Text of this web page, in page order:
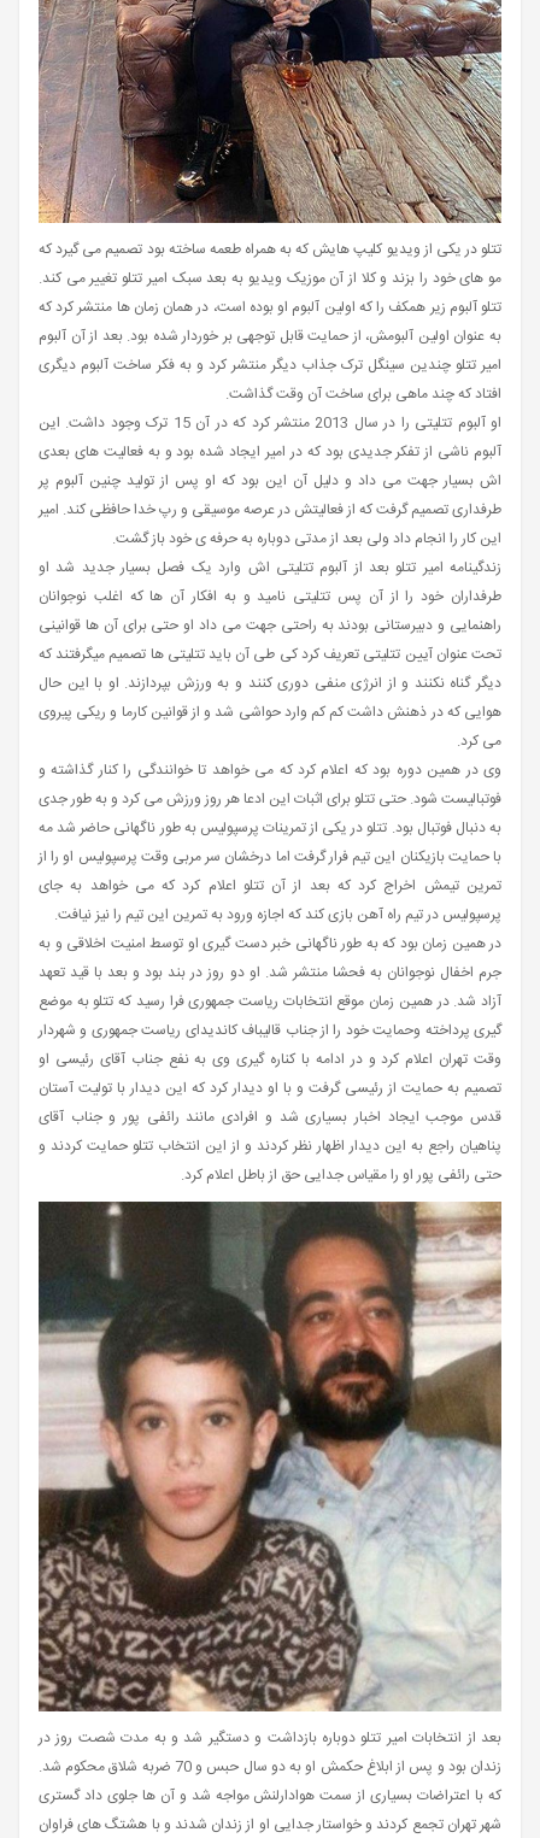
تتلو در یکی از ویدیو کلیپ هایش که به همراه طعمه ساخته بود تصمیم می گیرد که
مو های خود را بزند و کلا از آن موزیک ویدیو به بعد سبک امیر تتلو تغییر می کند.
تتلو آلبوم زیر همکف را که اولین آلبوم او بوده است، در همان زمان ها منتشر کرد که
به عنوان اولین آلبومش، از حمایت قابل توجهی بر خوردار شده بود. بعد از آن آلبوم
امیر تتلو چندین سینگل ترک جذاب دیگر منتشر کرد و به فکر ساخت آلبوم دیگری
افتاد که چند ماهی برای ساخت آن وقت گذاشت.
او آلبوم تتلیتی را در سال 2013 منتشر کرد که در آن 15 ترک وجود داشت. این
آلبوم ناشی از تفکر جدیدی بود که در امیر ایجاد شده بود و به فعالیت های بعدی
اش بسیار جهت می داد و دلیل آن این بود که او پس از تولید چنین آلبوم پر
طرفداری تصمیم گرفت که از فعالیتش در عرصه موسیقی و رپ خدا حافظی کند. امیر
این کار را انجام داد ولی بعد از مدتی دوباره به حرفه ی خود باز گشت.
زندگینامه امیر تتلو بعد از آلبوم تتلیتی اش وارد یک فصل بسیار جدید شد او
طرفداران خود را از آن پس تتلیتی نامید و به افکار آن ها که اغلب نوجوانان
راهنمایی و دبیرستانی بودند به راحتی جهت می داد او حتی برای آن ها قوانینی
تحت عنوان آیین تتلیتی تعریف کرد کی طی آن باید تتلیتی ها تصمیم میگرفتند که
دیگر گناه نکنند و از انرژی منفی دوری کنند و به ورزش بپردازند. او با این حال
هوایی که در ذهنش داشت کم کم وارد حواشی شد و از قوانین کارما و ریکی پیروی
می کرد.
وی در همین دوره بود که اعلام کرد که می خواهد تا خوانندگی را کنار گذاشته و
فوتبالیست شود. حتی تتلو برای اثبات این ادعا هر روز ورزش می کرد و به طور جدی
به دنبال فوتبال بود. تتلو در یکی از تمرینات پرسپولیس به طور ناگهانی حاضر شد مه
با حمایت بازیکنان این تیم فرار گرفت اما درخشان سر مربی وقت پرسپولیس او را از
تمرین تیمش اخراج کرد که بعد از آن تتلو اعلام کرد که می خواهد به جای
پرسپولیس در تیم راه آهن بازی کند که اجازه ورود به تمرین این تیم را نیز نیافت.
در همین زمان بود که به طور ناگهانی خبر دست گیری او توسط امنیت اخلاقی و به
جرم اخفال نوجوانان به فحشا منتشر شد. او دو روز در بند بود و بعد با قید تعهد
آزاد شد. در همین زمان موقع انتخابات ریاست جمهوری فرا رسید که تتلو به موضع
گیری پرداخته وحمایت خود را از جناب قالیباف کاندیدای ریاست جمهوری و شهردار
وقت تهران اعلام کرد و در ادامه با کناره گیری وی به نفع جناب آقای رئیسی او
تصمیم به حمایت از رئیسی گرفت و با او دیدار کرد که این دیدار با تولیت آستان
قدس موجب ایجاد اخبار بسیاری شد و افرادی مانند رائفی پور و جناب آقای
پناهیان راجع به این دیدار اظهار نظر کردند و از این انتخاب تتلو حمایت کردند و
حتی رائفی پور او را مقیاس جدایی حق از باطل اعلام کرد.
بعد از انتخابات امیر تتلو دوباره بازداشت و دستگیر شد و به مدت شصت روز در
زندان بود و پس از ابلاغ حکمش او به دو سال حبس و 70 ضربه شلاق محکوم شد.
که با اعتراضات بسیاری از سمت هوادارلنش مواجه شد و آن ها جلوی داد گستری
شهر تهران تجمع کردند و خواستار جدایی او از زندان شدند و با هشتگ های فراوان